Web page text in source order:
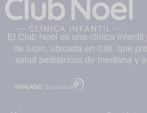
El Club Noel es una clínica infantil
de lucro, ubicada en Cali, que
salud pediátricos de mediana y